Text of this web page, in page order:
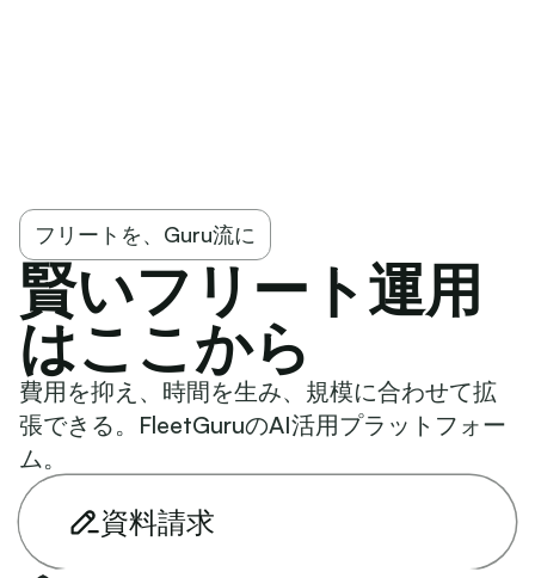
フリートを、Guru流に
賢いフリート運用
はここから
費用を抑え、時間を生み、規模に合わせて拡
張できる。FleetGuruのAI活用プラットフォー
ム。
資料請求